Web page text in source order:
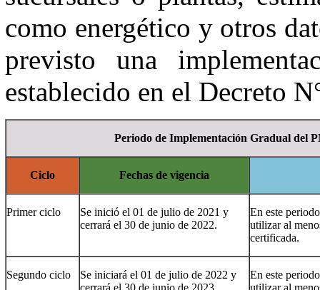
como energético y otros
previsto una
establecido en el Decreto
Periodo de Implementación Gradual del
Ciclo Fechas de vigencia
Primer ciclo
Se inició el 01 de julio de 2021 y
cerrará el 30 de junio de 2022.
En este
utilizar al
certificada.
Segundo ciclo
Se iniciará el 01 de julio de 2022 y
cerrará el 30 de junio de 2023.
En este
utilizar al